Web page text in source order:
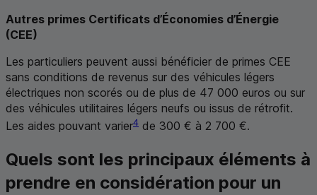
Autres primes Certificats d’Économies d’Énergie
(CEE)
Les particuliers peuvent aussi bénéficier de primes CEE
sans conditions de revenus sur des véhicules légers
électriques non scorés ou de plus de 47 000 euros ou sur
des véhicules utilitaires légers neufs ou issus de rétrofit.
Les aides pouvant varier4 de 300 € à 2 700 €.
Quels sont les principaux éléments à
prendre en considération pour un